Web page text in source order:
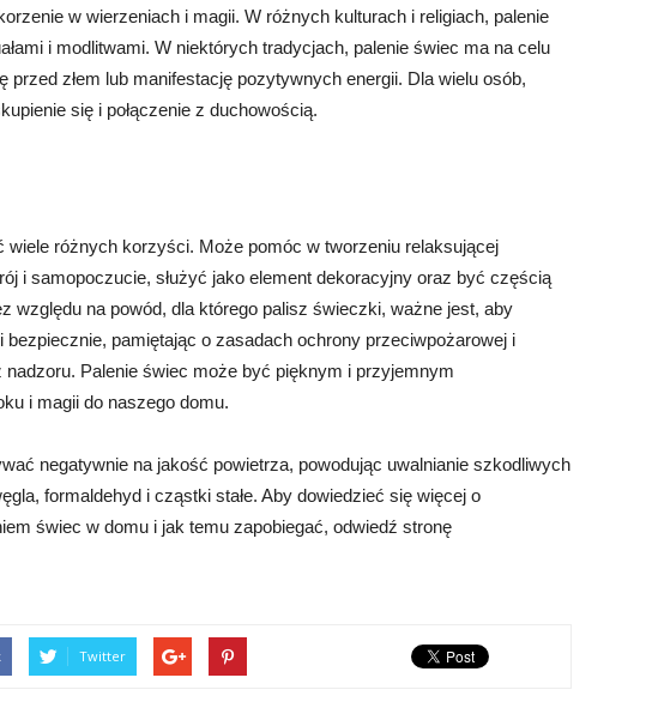
w wierzeniach i magii. W różnych kulturach i religiach, palenie
i modlitwami. W niektórych tradycjach, palenie świec ma na celu
złem lub manifestację pozytywnych energii. Dla wielu osób,
się i połączenie z duchowością.
wiele różnych korzyści. Może pomóc w tworzeniu relaksującej
i samopoczucie, służyć jako element dekoracyjny oraz być częścią
względu na powód, dla którego palisz świeczki, ważne jest, aby
pamiętając o zasadach ochrony przeciwpożarowej i
Palenie świec może być pięknym i przyjemnym
i magii do naszego domu.
negatywnie na jakość powietrza, powodując uwalnianie szkodliwych
formaldehyd i cząstki stałe. Aby dowiedzieć się więcej o
świec w domu i jak temu zapobiegać, odwiedź stronę
Twitter